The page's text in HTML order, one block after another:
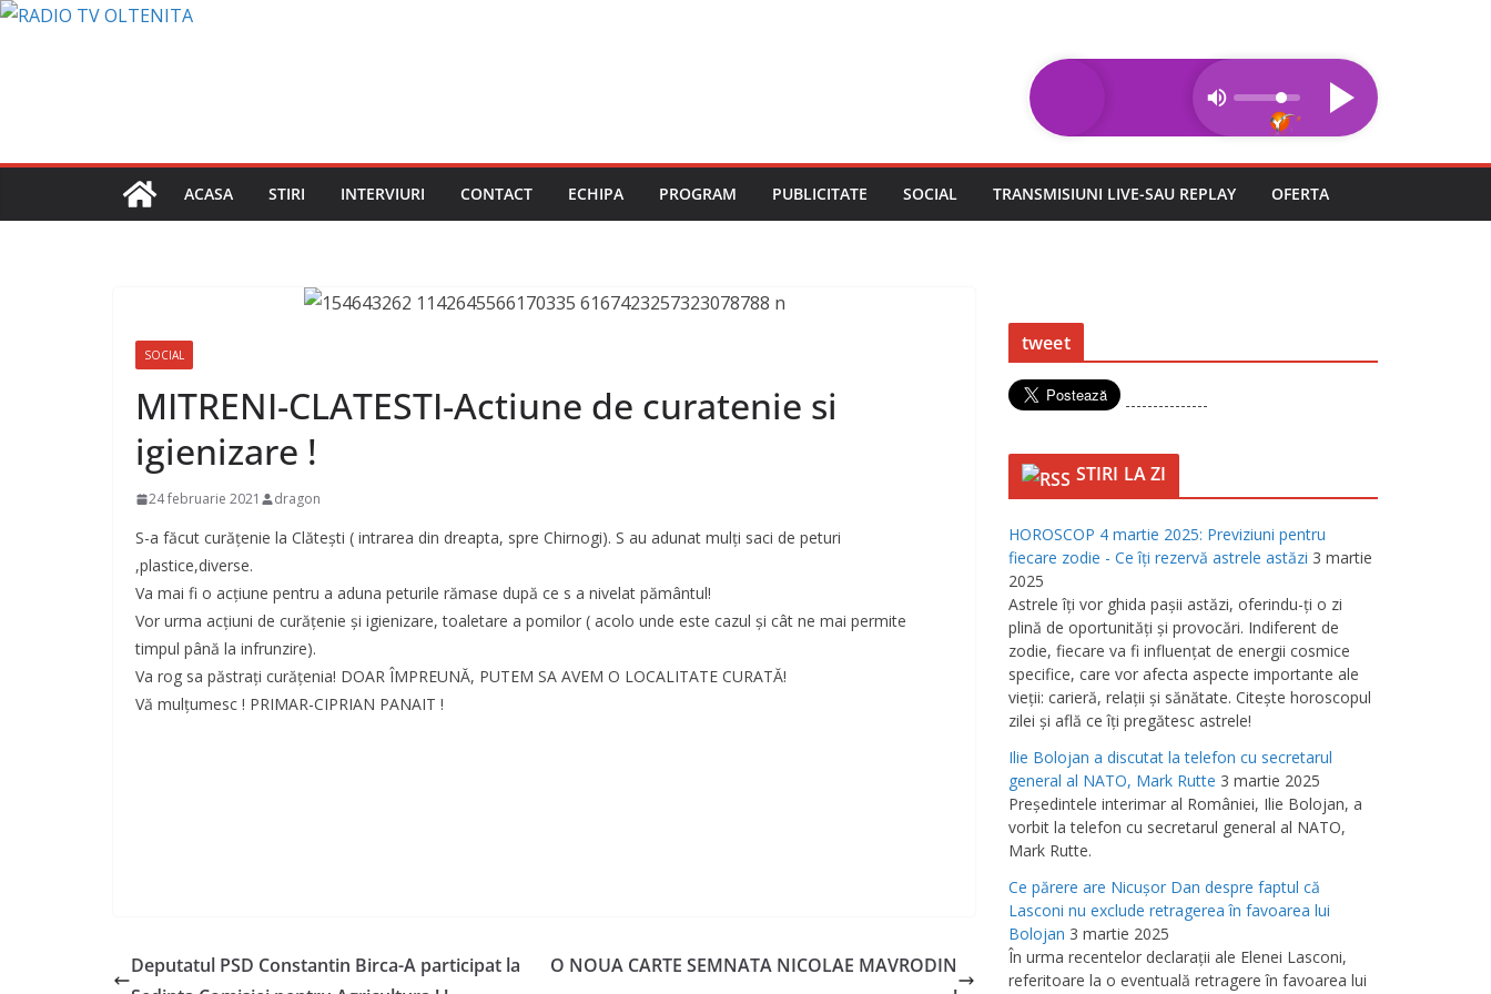
Sari
ACASA STIRI INTERVIURI CONTACT ECHIPA PROGRAM PUBLICITATE SOCIAL TRANSMISIUNI LIVE-SAU REPLAY OFERTA
SOCIAL
MITRENI-CLATESTI-Actiune de curatenie si
igienizare !
24 februarie 2021 dragon
S-a făcut curățenie la Clătești ( intrarea din dreapta, spre Chirnogi). S au adunat mulți saci de peturi
,plastice,diverse.
Va mai fi o acțiune pentru a aduna peturile rămase după ce s a nivelat pământul!
Vor urma acțiuni de curățenie și igienizare, toaletare a pomilor ( acolo unde este cazul și cât ne mai permite
timpul până la infrunzire).
Va rog sa păstrați curățenia! DOAR ÎMPREUNĂ, PUTEM SA AVEM O LOCALITATE CURATĂ!
Vă mulțumesc ! PRIMAR-CIPRIAN PANAIT !
Deputatul PSD Constantin Birca-A participat la
O NOUA CARTE SEMNATA NICOLAE MAVRODIN
tweet
---------------
STIRI LA ZI
HOROSCOP 4 martie 2025: Previziuni pentru
fiecare zodie - Ce îţi rezervă astrele astăzi 3 martie
2025
Astrele îţi vor ghida paşii astăzi, oferindu-ţi o zi
plină de oportunităţi şi provocări. Indiferent de
zodie, fiecare va fi influenţat de energii cosmice
specifice, care vor afecta aspecte importante ale
vieţii: carieră, relaţii şi sănătate. Citeşte horoscopul
zilei şi află ce îţi pregătesc astrele!
Ilie Bolojan a discutat la telefon cu secretarul
general al NATO, Mark Rutte 3 martie 2025
Preşedintele interimar al României, Ilie Bolojan, a
vorbit la telefon cu secretarul general al NATO,
Mark Rutte.
Ce părere are Nicuşor Dan despre faptul că
Lasconi nu exclude retragerea în favoarea lui
Bolojan 3 martie 2025
În urma recentelor declaraţii ale Elenei Lasconi,
referitoare la o eventuală retragere în favoarea lui